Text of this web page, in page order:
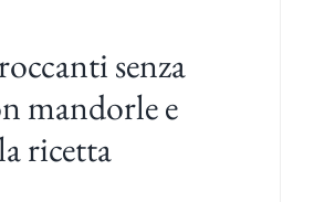
senza
mandorle e
ricetta